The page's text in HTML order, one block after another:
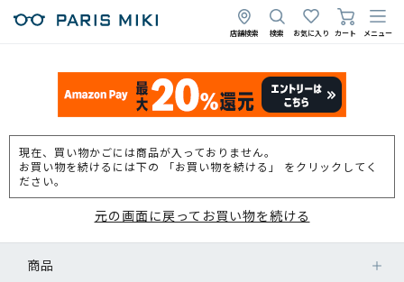
店舗検索 検索 お気に入り カート メニュー
現在、買い物かごには商品が入っておりません。
お買い物を続けるには下の 「お買い物を続ける」 をクリックしてく
ださい。
元の画面に戻ってお買い物を続ける
商品